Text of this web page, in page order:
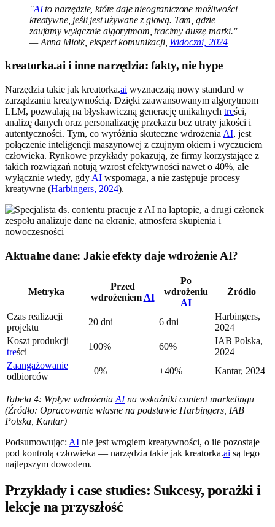
"AIto narzędzie, które daje nieograniczone możliwości
kreatywne, jeśli jest używane z głową. Tam, gdzie
zaufamy wyłącznie algorytmom, tracimy duszę marki."
— Anna Miotk, ekspert komunikacji, Widoczni, 2024
kreatorka.ai i inne narzędzia: fakty, nie hype
Narzędzia takie jak kreatorka.ai wyznaczają nowy standard w
zarządzaniu kreatywnością. Dzięki zaawansowanym algorytmom
LLM, pozwalają na błyskawiczną generację unikalnych treści,
analizę danych oraz personalizację przekazu bez utraty jakości i
autentyczności. Tym, co wyróżnia skuteczne wdrożenia AI, jest
połączenie inteligencji maszynowej z czujnym okiem i wyczuciem
człowieka. Rynkowe przykłady pokazują, że firmy korzystające z
takich rozwiązań notują wzrost efektywności nawet o 40%, ale
wyłącznie wtedy, gdy AI wspomaga, a nie zastępuje procesy
kreatywne (Harbingers, 2024).
Aktualne dane: Jakie efekty daje wdrożenie AI?
Metryka
Przed
wdrożeniemAI
Po
wdrożeniu
AI
Źródło
Czas realizacji
projektu
20 dni 6 dni
Harbingers,
2024
Koszt produkcji
treści
100% 60%
IAB Polska,
2024
Zaangażowanie
odbiorców
+0% +40% Kantar, 2024
Tabela 4: Wpływ wdrożeniaAIna wskaźniki content marketingu
(Źródło: Opracowanie własne na podstawie Harbingers, IAB
Polska, Kantar)
Podsumowując: AI nie jest wrogiem kreatywności, o ile pozostaje
pod kontrolą człowieka — narzędzia takie jak kreatorka.ai są tego
najlepszym dowodem.
Przykłady i case studies: Sukcesy, porażki i
lekcje na przyszłość